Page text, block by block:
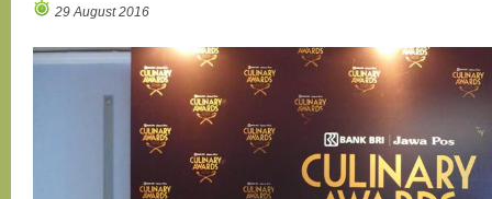
29 August 2016